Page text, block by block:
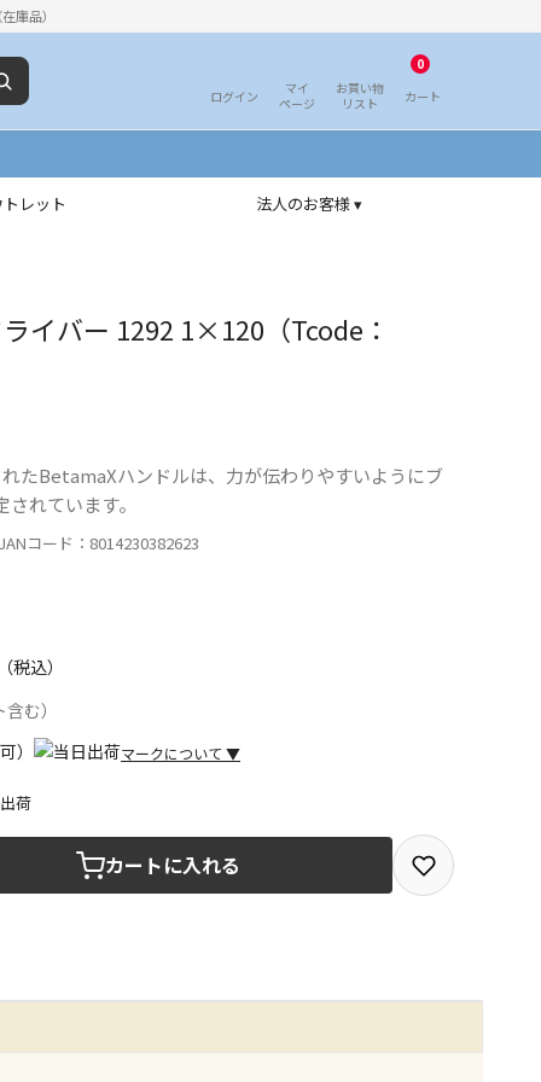
庫品）
ログイン
マイ
ページ
お買い物
リスト
0
カート
レット 法人のお客様 ▾
イバー 1292 1×120（Tcode：
たBetamaXハンドルは、力が伝わりやすいようにブ
れています。
コード：8014230382623
（税込）
む）
マークについて ▼
を選択できる商品です
で受取ができる商品です（宅配便でのお届けができませ
荷
カートに入れる